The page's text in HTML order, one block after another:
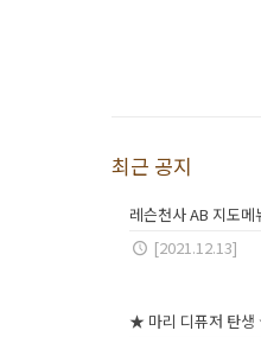
최근 공지
레슨천사 AB 지도메
[2021.12.13]
★ 마리 디퓨저 탄